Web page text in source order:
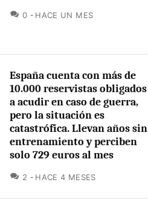
0 COMENTARIOS
HACE UN MES
España cuenta con más de
10.000 reservistas obligados
a acudir en caso de guerra,
pero la situación es
catastrófica. Llevan años sin
entrenamiento y perciben
solo 729 euros al mes
2 COMENTARIOS
HACE 4 MESES